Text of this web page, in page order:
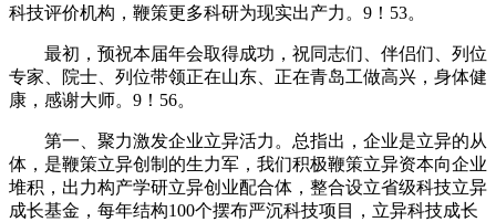
科技评价机构，鞭策更多科研为现实出产力。9！53。
最初，预祝本届年会取得成功，祝同志们、伴侣们、列位
专家、院士、列位带领正在山东、正在青岛工做高兴，身体健
康，感谢大师。9！56。
第一、聚力激发企业立异活力。总指出，企业是立异的从
体，是鞭策立异创制的生力军，我们积极鞭策立异资本向企业
堆积，出力构产学研立异创业配合体，整合设立省级科技立异
成长基金，每年结构100个摆布严沉科技项目，立异科技成长